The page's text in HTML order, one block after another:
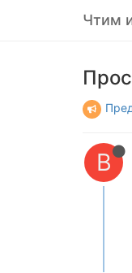
Чтим
В